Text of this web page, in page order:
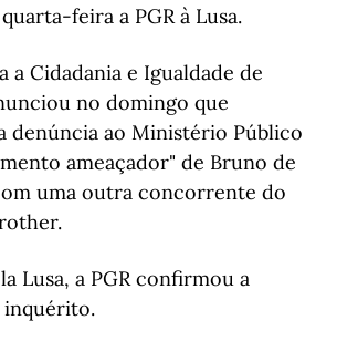
feira a PGR à Lusa.
a Cidadania e Igualdade de
no domingo que
denúncia ao Ministério Público
ameaçador" de Bruno de
uma outra concorrente do
Lusa, a PGR confirmou a
inquérito.